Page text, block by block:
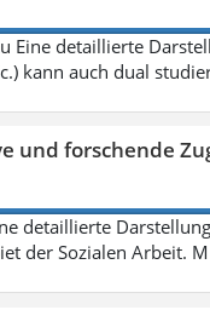
Eine detaillierte
kann auch dual
und forschende
detaillierte
der Sozialen Arbeit.